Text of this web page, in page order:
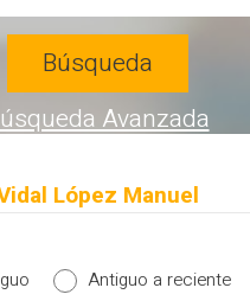
Búsqueda
Avanzada
López Manuel
Antiguo a reciente